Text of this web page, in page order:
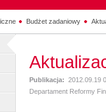
Budżet zadaniowy
Publikacja: 2012.09.19
Departament Reformy